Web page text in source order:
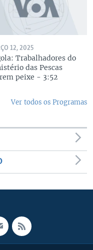
12, 2025
Trabalhadores do
das Pescas
peixe - 3:52
Ver todos os Programas